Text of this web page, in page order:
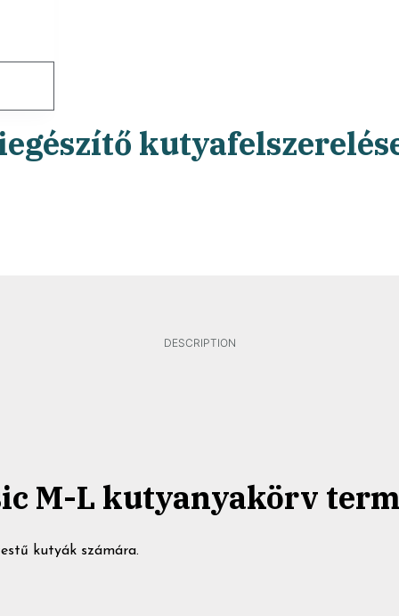
DESCRIPTION
M-L kutyanyakörv
kutyák számára.